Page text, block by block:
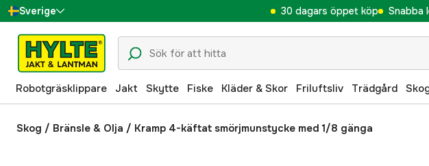
Sverige
Danmark
Suomi
Norge
Deutschland
30 dagars öppet köp Snabba
Robotgräsklippare Jakt Skytte Fiske Kläder & Skor Friluftsliv Trädgård
Skog / Bränsle & Olja / Kramp 4-käftat smörjmunstycke med 1/8 gänga